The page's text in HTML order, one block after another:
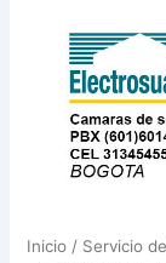
Inicio / Servicio